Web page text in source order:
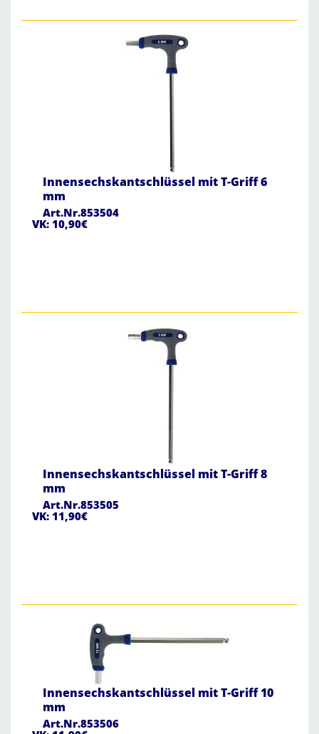
Innensechskantschlüssel mit T-Griff 6
mm
Art.Nr.853504
VK: 10,90€
Innensechskantschlüssel mit T-Griff 8
mm
Art.Nr.853505
VK: 11,90€
Innensechskantschlüssel mit T-Griff 10
mm
Art.Nr.853506